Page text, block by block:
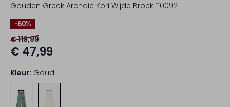
Gouden Greek Archaic Kori Wijde Broek 110092
-60%
€ 119,99
€ 47,99
Kleur: Goud